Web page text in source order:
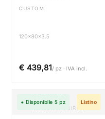
CUSTOM
120x80x3.5
€ 439,81/ pz · IVA incl.
IMMAGINE
NON DISPONIBILE
● Disponibile 5 pz Listino